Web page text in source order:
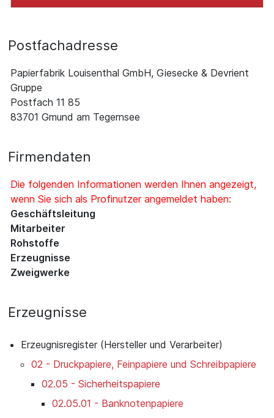
Postfachadresse
Papierfabrik Louisenthal GmbH, Giesecke & Devrient
Gruppe
Postfach 11 85
83701 Gmund am Tegernsee
Firmendaten
Die folgenden Informationen werden Ihnen angezeigt,
wenn Sie sich als Profinutzer angemeldet haben:
Geschäftsleitung
Mitarbeiter
Rohstoffe
Erzeugnisse
Zweigwerke
Erzeugnisse
Erzeugnisregister (Hersteller und Verarbeiter)
02 - Druckpapiere, Feinpapiere und Schreibpapiere
02.05 - Sicherheitspapiere
02.05.01 - Banknotenpapiere